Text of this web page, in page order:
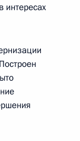
интересах